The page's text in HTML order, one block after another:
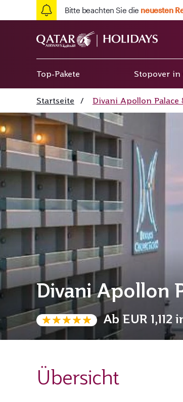
Bitte beachten Sie die neuesten
Top-Pakete Stopover in
Startseite / Divani Apollon Palace
Divani Apollon
Ab EUR 1,112
Übersicht